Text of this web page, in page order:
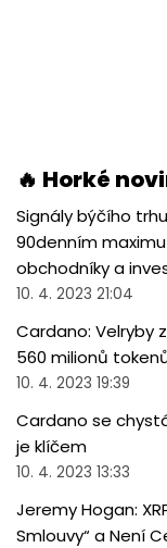
🔥 Horké
Signály býčího
90denním
obchodníky a
10. 4. 2023 21:04
Cardano: Velryby
560 milionů
10. 4. 2023 19:39
Cardano se
je klíčem
10. 4. 2023 13:33
Jeremy Hogan:
Smlouvy“ a Není